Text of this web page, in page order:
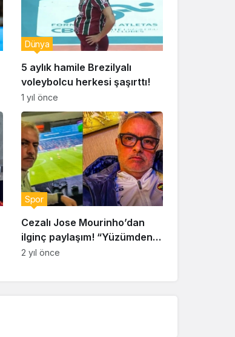
5 aylık hamile Brezilyalı
voleybolcu herkesi şaşırttı!
Dünya
1 yıl önce
Cezalı Jose Mourinho’dan
ilginç paylaşım! “Yüzümden
de anlaşılacağı üzere çok
Spor
2 yıl önce